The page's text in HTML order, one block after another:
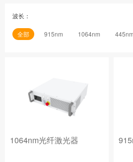
波长：
全部 915nm 1064nm 445nm
1064nm光纤激光器